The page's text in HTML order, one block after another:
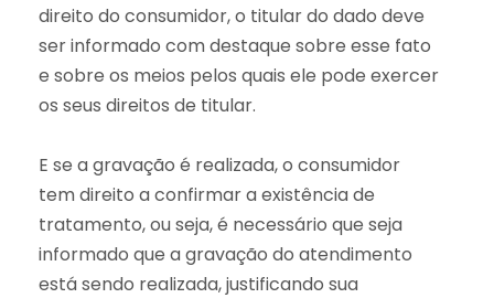
direito do consumidor, o titular do dado deve
ser informado com destaque sobre esse fato
e sobre os meios pelos quais ele pode exercer
os seus direitos de titular.
E se a gravação é realizada, o consumidor
tem direito a confirmar a existência de
tratamento, ou seja, é necessário que seja
informado que a gravação do atendimento
está sendo realizada, justificando sua